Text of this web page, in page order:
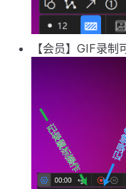
【会员】GIF录